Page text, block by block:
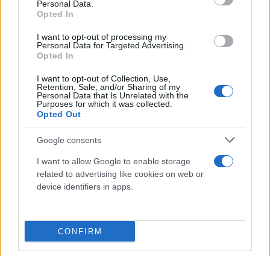
Personal Data.
Opted In
I want to opt-out of processing my
Personal Data for Targeted Advertising.
Opted In
I want to opt-out of Collection, Use,
Retention, Sale, and/or Sharing of my
Personal Data that Is Unrelated with the
Purposes for which it was collected.
Opted Out
Google consents
I want to allow Google to enable storage
related to advertising like cookies on web or
device identifiers in apps.
CONFIRM
Το τέλος στελεχών του ΣΚΑΪ: Το χρονικό ενός
προαναγγελθέντος «θανάτου» με σφραγίδα Γιάννη
Αλαφούζου
07.08.2026